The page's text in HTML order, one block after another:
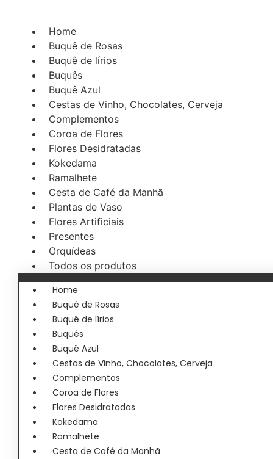
conteúdo
Home
Buquê de Rosas
Buquê de lírios
Buquês
Buquê Azul
Cestas de Vinho, Chocolates, Cerveja
Complementos
Coroa de Flores
Flores Desidratadas
Kokedama
Ramalhete
Cesta de Café da Manhã
Plantas de Vaso
Flores Artificiais
Presentes
Orquídeas
Todos os produtos
Home
Buquê de Rosas
Buquê de lírios
Buquês
Buquê Azul
Cestas de Vinho, Chocolates, Cerveja
Complementos
Coroa de Flores
Flores Desidratadas
Kokedama
Ramalhete
Cesta de Café da Manhã